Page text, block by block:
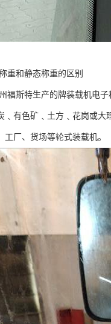
重和静态称重的区别
福斯特生产的牌装载机电
﹑有色矿﹑土方﹑花岗或大
厂、货场等轮式装载机。